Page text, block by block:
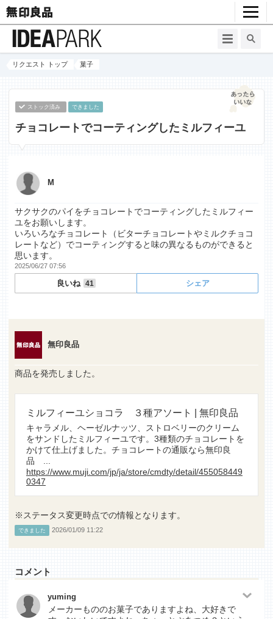
リクエスト トップ 菓子
ストック済み できました
チョコレートでコーティングしたミルフィーユ
M
サクサクのパイをチョコレートでコーティングしたミルフィー
ユをお願いします。
いろいろなチョコレート（ビターチョコレートやミルクチョコ
レートなど）でコーティングすると味の異なるものができると
思います。
2025/06/27 07:56
良いね 41 シェア
無印良品
商品を発売しました。
ミルフィーユショコラ ３種アソート | 無印良品
キャラメル、ヘーゼルナッツ、ストロベリーのクリーム
をサンドしたミルフィーユです。3種類のチョコレートを
かけて仕上げました。チョコレートの通販なら無印良
品 ...
https://www.muji.com/jp/ja/store/cmdty/detail/455058449
0347
※ステータス変更時点での情報となります。
できました 2026/01/09 11:22
コメント
yuming
メーカーもののお菓子でありますよね、大好きで